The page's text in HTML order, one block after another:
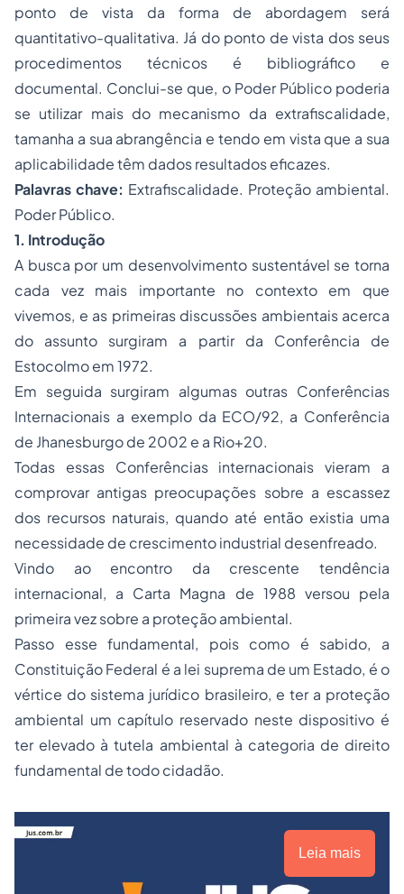
ponto de vista da forma de abordagem será
quantitativo-qualitativa. Já do ponto de vista dos seus
procedimentos técnicos é bibliográfico e
documental. Conclui-se que, o Poder Público poderia
se utilizar mais do mecanismo da extrafiscalidade,
tamanha a sua abrangência e tendo em vista que a sua
aplicabilidade têm dados resultados eficazes.
Palavras chave: Extrafiscalidade. Proteção ambiental.
Poder Público.
1. Introdução
A busca por um desenvolvimento sustentável se torna
cada vez mais importante no contexto em que
vivemos, e as primeiras discussões ambientais acerca
do assunto surgiram a partir da Conferência de
Estocolmo em 1972.
Em seguida surgiram algumas outras Conferências
Internacionais a exemplo da ECO/92, a Conferência
de Jhanesburgo de 2002 e a Rio+20.
Todas essas Conferências internacionais vieram a
comprovar antigas preocupações sobre a escassez
dos recursos naturais, quando até então existia uma
necessidade de crescimento industrial desenfreado.
Vindo ao encontro da crescente tendência
internacional, a Carta Magna de 1988 versou pela
primeira vez sobre a proteção ambiental.
Passo esse fundamental, pois como é sabido, a
Constituição Federal é a lei suprema de um Estado, é o
vértice do sistema jurídico brasileiro, e ter a proteção
ambiental um capítulo reservado neste dispositivo é
ter elevado à tutela ambiental à categoria de direito
fundamental de todo cidadão.
Leia mais